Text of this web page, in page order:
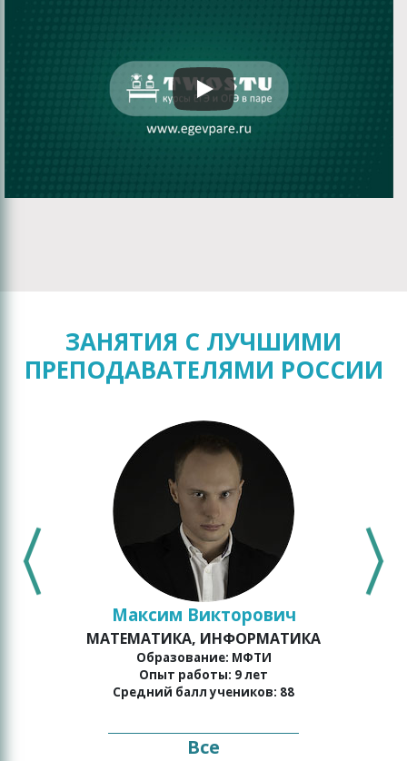
ЗАНЯТИЯ С ЛУЧШИМИ
ПРЕПОДАВАТЕЛЯМИ РОССИИ
Максим Викторович
МАТЕМАТИКА, ИНФОРМАТИКА
Образование: МФТИ
Опыт работы: 9 лет
Средний балл учеников: 88
Все